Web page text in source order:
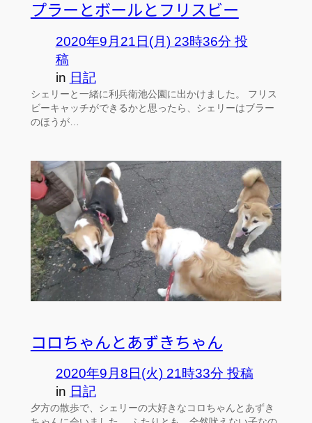
プラーとボールとフリスビー
2020年9月21日(月) 23時36分 投
稿
in 日記
シェリーと一緒に利兵衛池公園に出かけました。 フリス
ビーキャッチができるかと思ったら、シェリーはブラー
のほうが…
コロちゃんとあずきちゃん
2020年9月8日(火) 21時33分 投稿
in 日記
夕方の散歩で、シェリーの大好きなコロちゃんとあずき